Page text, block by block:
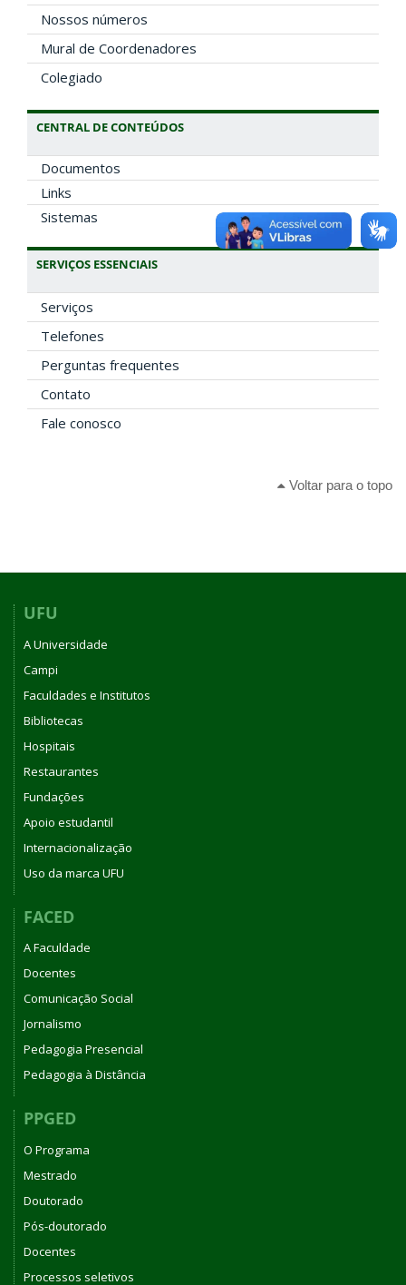
Nossos números
Mural de Coordenadores
Colegiado
CENTRAL DE CONTEÚDOS
Documentos
Links
Sistemas
SERVIÇOS ESSENCIAIS
Serviços
Telefones
Perguntas frequentes
Contato
Fale conosco
Voltar para o topo
UFU
A Universidade
Campi
Faculdades e Institutos
Bibliotecas
Hospitais
Restaurantes
Fundações
Apoio estudantil
Internacionalização
Uso da marca UFU
FACED
A Faculdade
Docentes
Comunicação Social
Jornalismo
Pedagogia Presencial
Pedagogia à Distância
PPGED
O Programa
Mestrado
Doutorado
Pós-doutorado
Docentes
Processos seletivos